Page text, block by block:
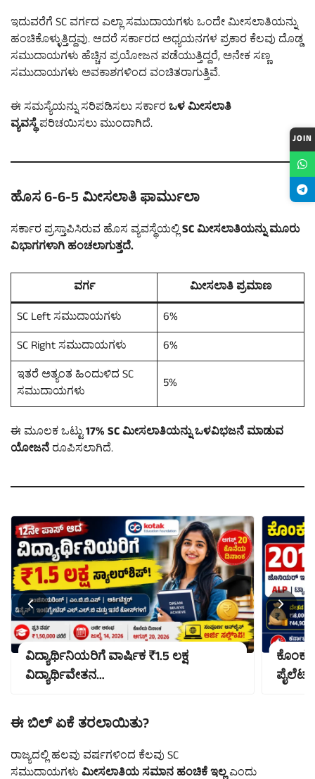
ಇದುವರೆಗೆ SC ವರ್ಗದ ಎಲ್ಲಾ ಸಮುದಾಯಗಳು ಒಂದೇ ಮೀಸಲಾತಿಯನ್ನು
ಹಂಚಿಕೊಳ್ಳುತ್ತಿದ್ದವು. ಆದರೆ ಸರ್ಕಾರದ ಅಧ್ಯಯನಗಳ ಪ್ರಕಾರ ಕೆಲವು ದೊಡ್ಡ
ಸಮುದಾಯಗಳು ಹೆಚ್ಚಿನ ಪ್ರಯೋಜನ ಪಡೆಯುತ್ತಿದ್ದರೆ, ಅನೇಕ ಸಣ್ಣ
ಸಮುದಾಯಗಳು ಅವಕಾಶಗಳಿಂದ ವಂಚಿತರಾಗುತ್ತಿವೆ.
ಈ ಸಮಸ್ಯೆಯನ್ನು ಸರಿಪಡಿಸಲು ಸರ್ಕಾರಒಳ ಮೀಸಲಾತಿ
ವ್ಯವಸ್ಥೆಪರಿಚಯಿಸಲು ಮುಂದಾಗಿದೆ.
ಹೊಸ 6-6-5 ಮೀಸಲಾತಿ ಫಾರ್ಮುಲಾ
ಸರ್ಕಾರ ಪ್ರಸ್ತಾಪಿಸಿರುವ ಹೊಸ ವ್ಯವಸ್ಥೆಯಲ್ಲಿSC ಮೀಸಲಾತಿಯನ್ನು ಮೂರು
ವಿಭಾಗಗಳಾಗಿ ಹಂಚಲಾಗುತ್ತದೆ.
ವರ್ಗ
ಮೀಸಲಾತಿ ಪ್ರಮಾಣ
SC Left ಸಮುದಾಯಗಳು
6%
SC Right ಸಮುದಾಯಗಳು
6%
ಇತರೆ ಅತ್ಯಂತ ಹಿಂದುಳಿದ SC
ಸಮುದಾಯಗಳು
5%
ಈ ಮೂಲಕ ಒಟ್ಟು17% SC ಮೀಸಲಾತಿಯನ್ನು ಒಳವಿಭಜನೆ ಮಾಡುವ
ಯೋಜನೆರೂಪಿಸಲಾಗಿದೆ.
ವಿದ್ಯಾರ್ಥಿನಿಯರಿಗೆ ವಾರ್ಷಿಕ ₹1.5 ಲಕ್ಷ
ವಿದ್ಯಾರ್ಥಿವೇತನ…
ಪೈಲೆಟ್,
ಈ ಬಿಲ್ ಏಕೆ ತರಲಾಯಿತು?
ರಾಜ್ಯದಲ್ಲಿ ಹಲವು ವರ್ಷಗಳಿಂದ ಕೆಲವು SC
ಸಮುದಾಯಗಳುಮೀಸಲಾತಿಯ ಸಮಾನ ಹಂಚಿಕೆ ಇಲ್ಲಎಂದು
JOIN